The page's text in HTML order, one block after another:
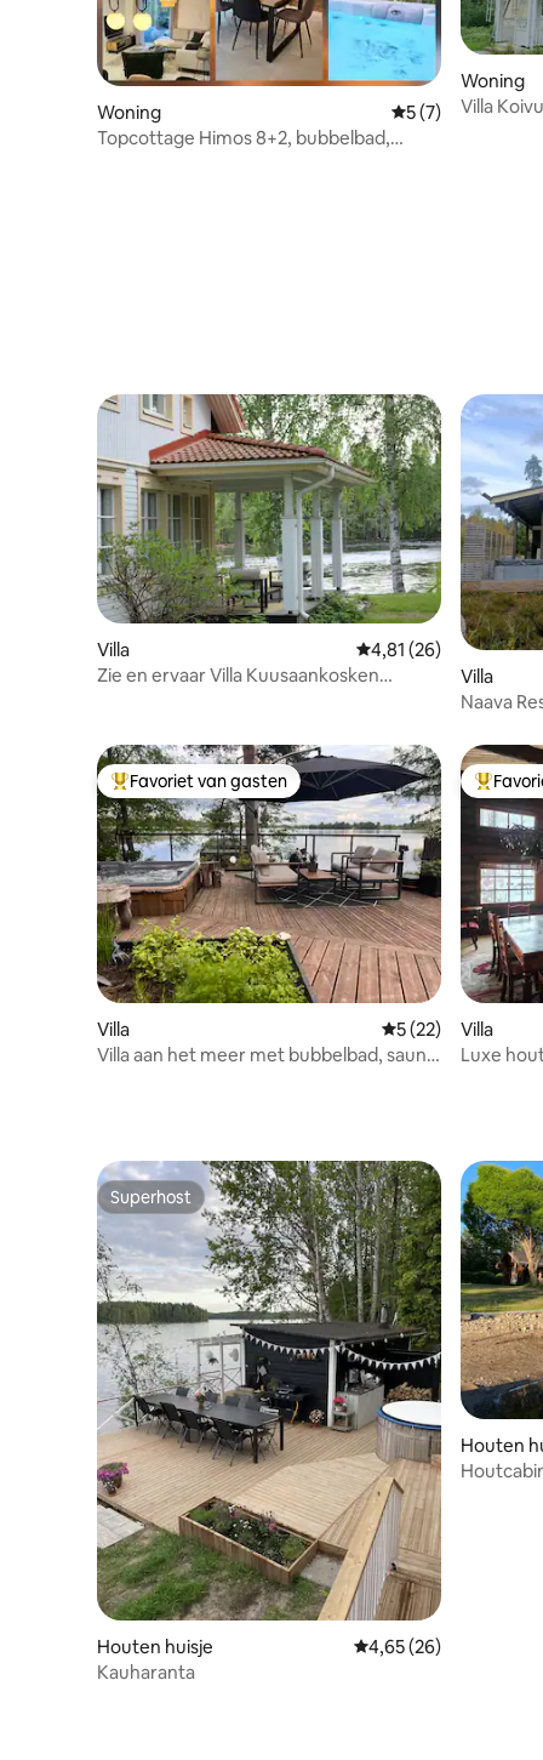
Woning Gemiddelde
5 (7)
Topcottage Himos 8+2, bubbelbad,
Woning
Villa
Villa Gemiddelde
4,81 (26)
Zie en ervaar Villa Kuusaankosken
Villa
Naava
Topfavoriet van gasten
Favoriet van gasten
Villa Gemiddelde
5 (22)
Villa aan het meer met bubbelbad, sauna
Villa
Luxe
Superhost
Superhost
Houten huisje Gemiddelde
4,65 (26)
Kauharanta
Houten